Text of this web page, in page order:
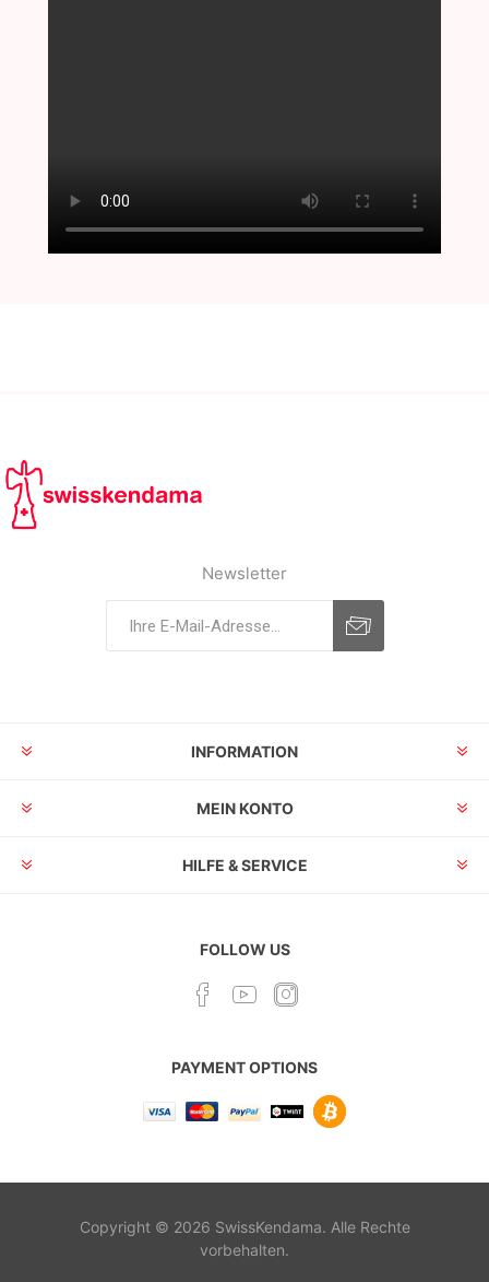
Newsletter
INFORMATION
MEIN KONTO
HILFE & SERVICE
FOLLOW US
PAYMENT OPTIONS
Copyright © 2026 SwissKendama. Alle Rechte
vorbehalten.